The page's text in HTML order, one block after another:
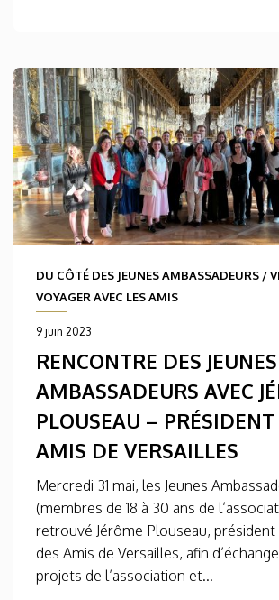
DU CÔTÉ DES JEUNES AMBASSADEURS /
VOYAGER AVEC LES AMIS
9 juin 2023
RENCONTRE DES JEUNES
AMBASSADEURS AVEC
PLOUSEAU – PRÉSIDENT
AMIS DE VERSAILLES
Mercredi 31 mai, les Jeunes
(membres de 18 à 30 ans de
retrouvé Jérôme Plouseau, président
des Amis de Versailles, afin
projets de l’association et...